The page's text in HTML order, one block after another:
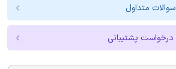
سوالات متداول
درخواست پشتیبانی